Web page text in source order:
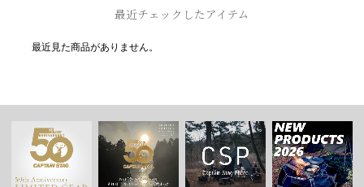
最近チェックしたアイテム
最近見た商品がありません。